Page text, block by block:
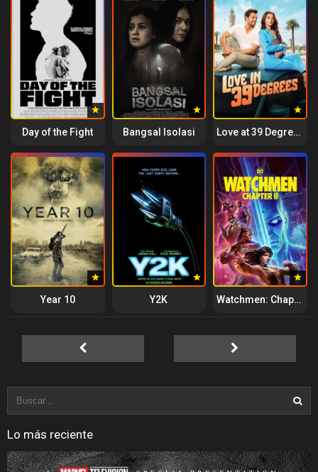
Day of the Fight Bangsal Isolasi Love at 39 Degrees
Year 10 Y2K Watchmen: Chapter II
Lo más reciente